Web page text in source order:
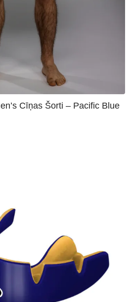
Cīņas Šorti – Pacific Blue